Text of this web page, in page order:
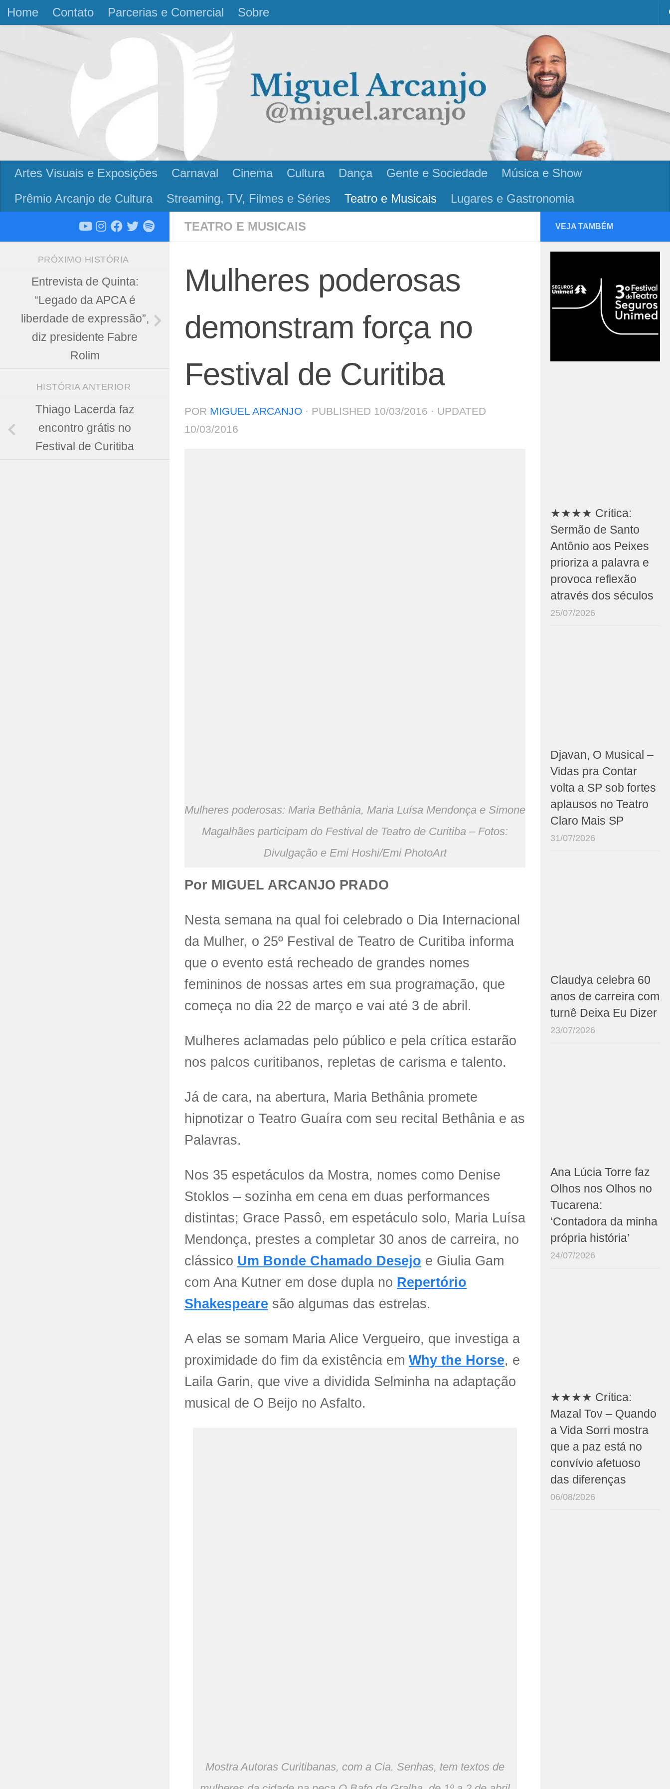
Skip to content
Home Contato Parcerias e Comercial Sobre
Artes Visuais e Exposições Carnaval Cinema Cultura Dança Gente e Sociedade
Música e Show
Prêmio Arcanjo de Cultura
Streaming, TV, Filmes e Séries Teatro e Musicais Lugares e Gastronomia
TEATRO E MUSICAIS
Mulheres poderosas
demonstram força no
Festival de Curitiba
POR MIGUEL ARCANJO · PUBLISHED 10/03/2016 · UPDATED
10/03/2016
Mulheres poderosas: Maria Bethânia, Maria Luísa Mendonça e Simone
Magalhães participam do Festival de Teatro de Curitiba – Fotos:
Divulgação e Emi Hoshi/Emi PhotoArt
Por MIGUEL ARCANJO PRADO
Nesta semana na qual foi celebrado o Dia Internacional
da Mulher, o 25º Festival de Teatro de Curitiba informa
que o evento está recheado de grandes nomes
femininos de nossas artes em sua programação, que
começa no dia 22 de março e vai até 3 de abril.
Mulheres aclamadas pelo público e pela crítica estarão
nos palcos curitibanos, repletas de carisma e talento.
Já de cara, na abertura, Maria Bethânia promete
hipnotizar o Teatro Guaíra com seu recital Bethânia e as
Palavras.
Nos 35 espetáculos da Mostra, nomes como Denise
Stoklos – sozinha em cena em duas performances
distintas; Grace Passô, em espetáculo solo, Maria Luísa
Mendonça, prestes a completar 30 anos de carreira, no
clássico Um Bonde Chamado Desejo e Giulia Gam
com Ana Kutner em dose dupla no Repertório
Shakespeare são algumas das estrelas.
A elas se somam Maria Alice Vergueiro, que investiga a
proximidade do fim da existência em Why the Horse, e
Laila Garin, que vive a dividida Selminha na adaptação
musical de O Beijo no Asfalto.
Mostra Autoras Curitibanas, com a Cia. Senhas, tem textos de
PRÓXIMO HISTÓRIA
Entrevista de Quinta:
“Legado da APCA é
liberdade de expressão”,
diz presidente Fabre
Rolim
HISTÓRIA ANTERIOR
Thiago Lacerda faz
encontro grátis no
Festival de Curitiba
VEJA TAMBÉM
★★★★ Crítica:
Sermão de Santo
Antônio aos Peixes
prioriza a palavra e
provoca reflexão
através dos séculos
25/07/2026
Djavan, O Musical –
Vidas pra Contar
volta a SP sob fortes
aplausos no Teatro
Claro Mais SP
31/07/2026
Claudya celebra 60
anos de carreira com
turnê Deixa Eu Dizer
23/07/2026
Ana Lúcia Torre faz
Olhos nos Olhos no
Tucarena:
‘Contadora da minha
própria história’
24/07/2026
★★★★ Crítica:
Mazal Tov – Quando
a Vida Sorri mostra
que a paz está no
convívio afetuoso
das diferenças
06/08/2026